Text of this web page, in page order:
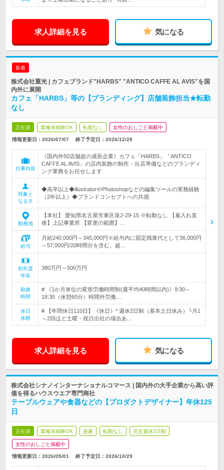
求人詳細を見る 気になる
新着
株式会社重光 | カフェブランド"HARBS" "ANTICO CAFFE AL AVIS"を国
内外に展開
カフェ「HARBS」等の【ブランディング】店舗装飾担当★転勤
なし
正社員 業種未経験OK 転勤なし 女性のおしごと掲載中
情報更新日：2026/07/07 終了予定日： 2026/12/28
仕事内容
《国内外50店舗超の成長企業》カフェ「HARBS」「ANTICO
CAFFE AL AVIS」の店内装飾の制作・出店準備などのブランディ
ング業務をお任せします
対象と
なる方
◆高卒以上◆illustratorやPhotoshopなどの編集ツールの実務経験
（2年以上）◆ブランドコンセプトへの共感
勤務地
【本社】 愛知県名古屋市東区泉2-29-15 ※転勤なし 【雇入れ直
後】上記事業所 【変更の範囲】…
給与
月給240,000円～345,000円※給与内に固定残業代として36,000円
～57,000円/20時間分を含む。超…
初年度
年収
380万円～500万円
勤務
時間
# 《1か月単位の変形労働時間制(週平均40時間以内)》9:30～
18:30（休憩60分）時間外労働…
休日
休暇
# 【年間休日110日】《休日》* 週休2日制（基本土日休み）└月1
～2回ほど土曜・祝日出社の場合あ…
求人詳細を見る 気になる
株式会社シナノインターナショナルコマース | 国内外の大手企業から高い評
価を得るハウスウエア専門商社
テーブルウェアや食器などの【プロダクトデザイナー】年休125
日
正社員 業種未経験OK 急募 転勤なし 完全週休2日制
女性のおしごと掲載中
情報更新日：2026/05/01 終了予定日： 2026/10/29